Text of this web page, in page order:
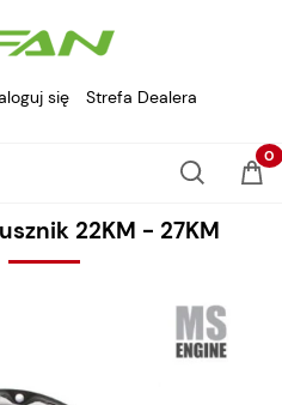
się Strefa Dealera
22KM - 27KM